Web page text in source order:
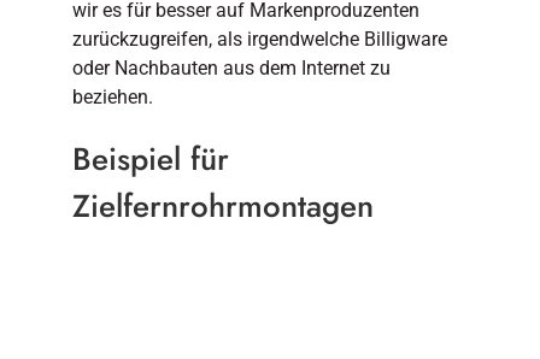
wir es für besser auf Markenproduzenten
zurückzugreifen, als irgendwelche Billigware
oder Nachbauten aus dem Internet zu
beziehen.
Beispiel für
Zielfernrohrmontagen